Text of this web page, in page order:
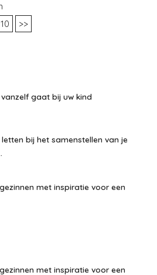
10 >>
gaat bij uw kind
bij het samenstellen van je
met inspiratie voor een
met inspiratie voor een